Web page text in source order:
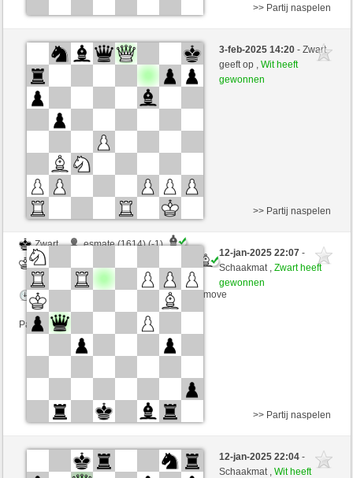
Wit
Gate1c45h73no15 (1820) (-2)
Zwart
MRobespierre (2331) (+2)
Speelduur: 2 minutes/side + 0 seconds/move
Partij telt mee voor de ranglijst
>> Partij naspelen
3-feb-2025 14:20- Zwart
geeft op ,Wit heeft
gewonnen
Zwart
esmate (1614) (-1)
Wit
Speelduur: 2 minutes/side + 0 seconds/move
Partij telt mee voor de ranglijst
>> Partij naspelen
12-jan-2025 22:07-
Schaakmat ,Zwart heeft
gewonnen
Wit
xavier45 (1639) (-1)
MRobespierre (2329) (+1)
>> Partij naspelen
12-jan-2025 22:04-
Schaakmat ,Wit heeft